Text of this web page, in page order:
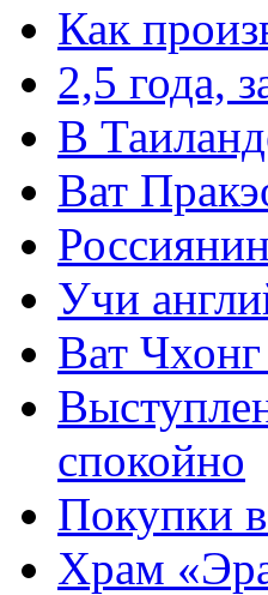
Как
2,5 года,
В
Ват
Учи
Ват
спокойно
Покупки
Храм